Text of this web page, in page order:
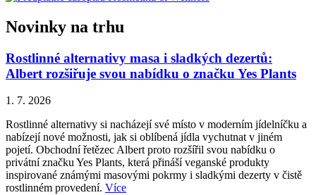
Novinky na trhu
Rostlinné alternativy masa i sladkých dezertů:
Albert rozšiřuje svou nabídku o značku Yes Plants
1. 7. 2026
Rostlinné alternativy si nacházejí své místo v moderním jídelníčku a
nabízejí nové možnosti, jak si oblíbená jídla vychutnat v jiném
pojetí. Obchodní řetězec Albert proto rozšířil svou nabídku o
privátní značku Yes Plants, která přináší veganské produkty
inspirované známými masovými pokrmy i sladkými dezerty v čistě
rostlinném provedení. Více